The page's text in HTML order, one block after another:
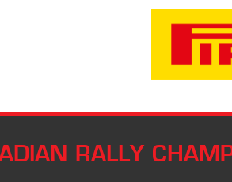
RALLY